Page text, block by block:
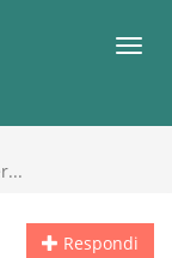
Respondi